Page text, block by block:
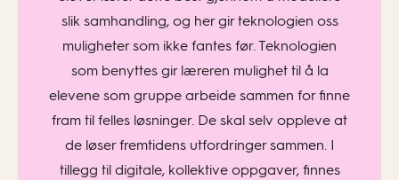
slik samhandling, og her gir teknologien oss
muligheter som ikke fantes før. Teknologien
som benyttes gir læreren mulighet til å la
elevene som gruppe arbeide sammen for finne
fram til felles løsninger. De skal selv oppleve at
de løser fremtidens utfordringer sammen. I
tillegg til digitale, kollektive oppgaver, finnes